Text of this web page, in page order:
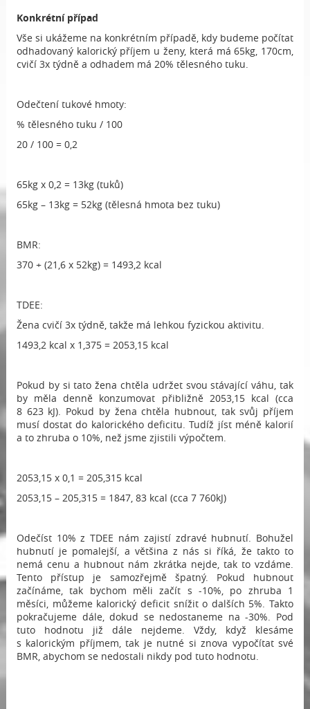
Konkrétní případ
Vše si ukážeme na konkrétním případě, kdy budeme počítat
odhadovaný kalorický příjem u ženy, která má 65kg, 170cm,
cvičí 3x týdně a odhadem má 20% tělesného tuku.
Odečtení tukové hmoty:
% tělesného tuku / 100
20 / 100 = 0,2
65kg x 0,2 = 13kg (tuků)
65kg – 13kg = 52kg (tělesná hmota bez tuku)
BMR:
370 + (21,6 x 52kg) = 1493,2 kcal
TDEE:
Žena cvičí 3x týdně, takže má lehkou fyzickou aktivitu.
1493,2 kcal x 1,375 = 2053,15 kcal
Pokud by si tato žena chtěla udržet svou stávající váhu, tak
by měla denně konzumovat přibližně 2053,15 kcal (cca
8 623 kJ). Pokud by žena chtěla hubnout, tak svůj příjem
musí dostat do kalorického deficitu. Tudíž jíst méně kalorií
a to zhruba o 10%, než jsme zjistili výpočtem.
2053,15 x 0,1 = 205,315 kcal
2053,15 – 205,315 = 1847, 83 kcal (cca 7 760kJ)
Odečíst 10% z TDEE nám zajistí zdravé hubnutí. Bohužel
hubnutí je pomalejší, a většina z nás si říká, že takto to
nemá cenu a hubnout nám zkrátka nejde, tak to vzdáme.
Tento přístup je samozřejmě špatný. Pokud hubnout
začínáme, tak bychom měli začít s -10%, po zhruba 1
měsíci, můžeme kalorický deficit snížit o dalších 5%. Takto
pokračujeme dále, dokud se nedostaneme na -30%. Pod
tuto hodnotu již dále nejdeme. Vždy, když klesáme
s kalorickým příjmem, tak je nutné si znova vypočítat své
BMR, abychom se nedostali nikdy pod tuto hodnotu.